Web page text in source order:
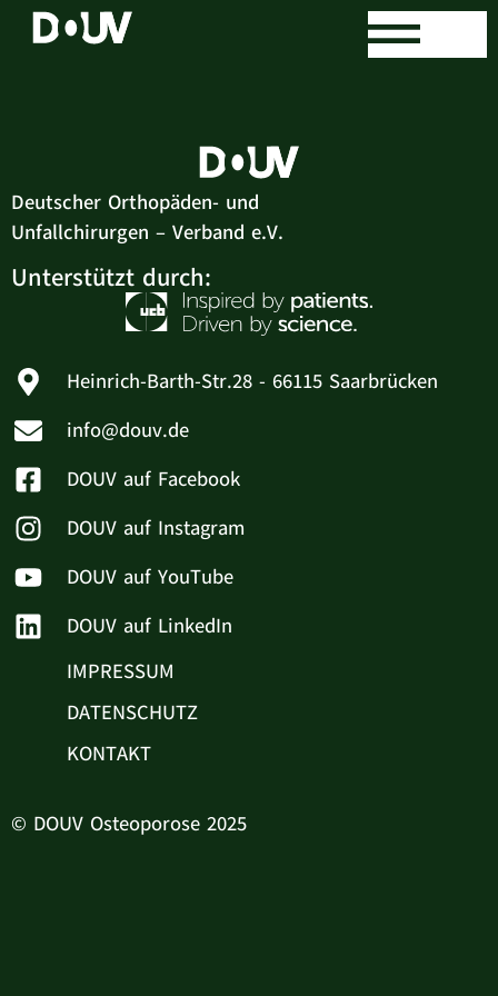
Sven Kotzur
Deutscher Orthopäden- und
Unfallchirurgen – Verband e.V.
Unterstützt durch:
Heinrich-Barth-Str.28 - 66115 Saarbrücken
info@douv.de
DOUV auf Facebook
DOUV auf Instagram
DOUV auf YouTube
DOUV auf LinkedIn
IMPRESSUM
DATENSCHUTZ
KONTAKT
© DOUV Osteoporose 2025